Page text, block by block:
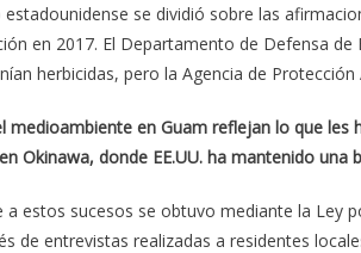
se dividió sobre las
en 2017. El Departamento de Defensa
herbicidas, pero la Agencia de
medioambiente en Guam reflejan lo que
Okinawa, donde EE.UU. ha mantenido una
estos sucesos se obtuvo mediante la Ley
de entrevistas realizadas a residentes